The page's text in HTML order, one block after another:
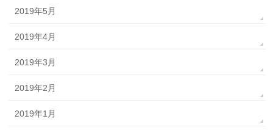
2019年5月
2019年4月
2019年3月
2019年2月
2019年1月